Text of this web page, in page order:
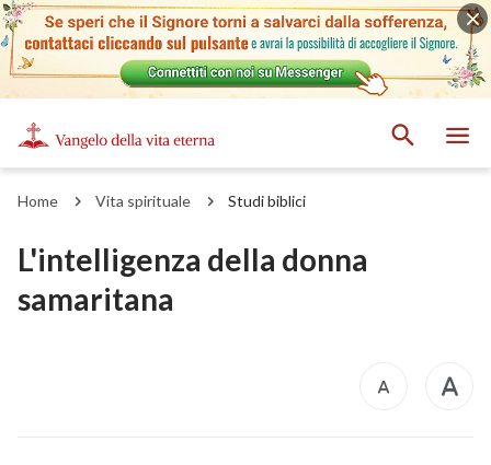
Home Vita spirituale Studi biblici
L'intelligenza della donna
samaritana